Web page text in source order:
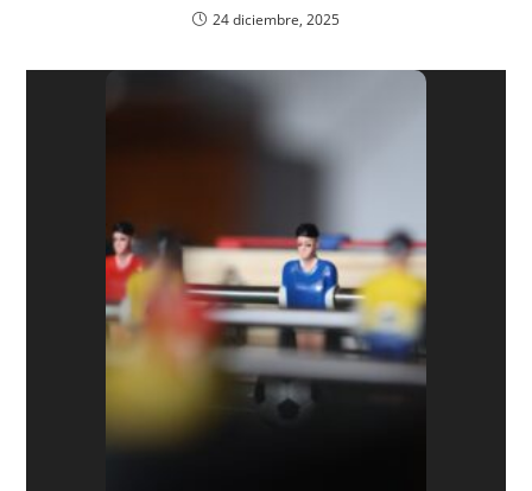
24 diciembre, 2025